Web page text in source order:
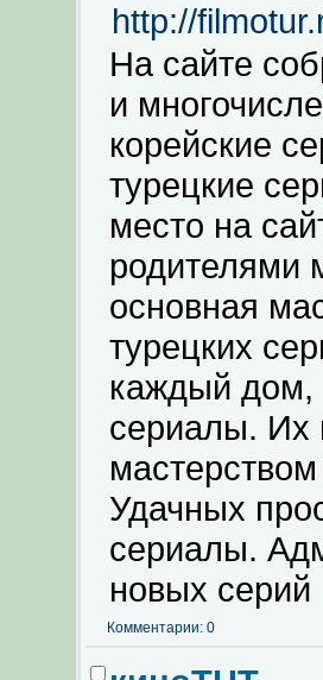
http://
На сайте
и
корейские
турецкие
место на
родителями
основная
турецких
каждый дом,
сериалы. Их
Удачных
сериалы.
новых
Комментарии: 0